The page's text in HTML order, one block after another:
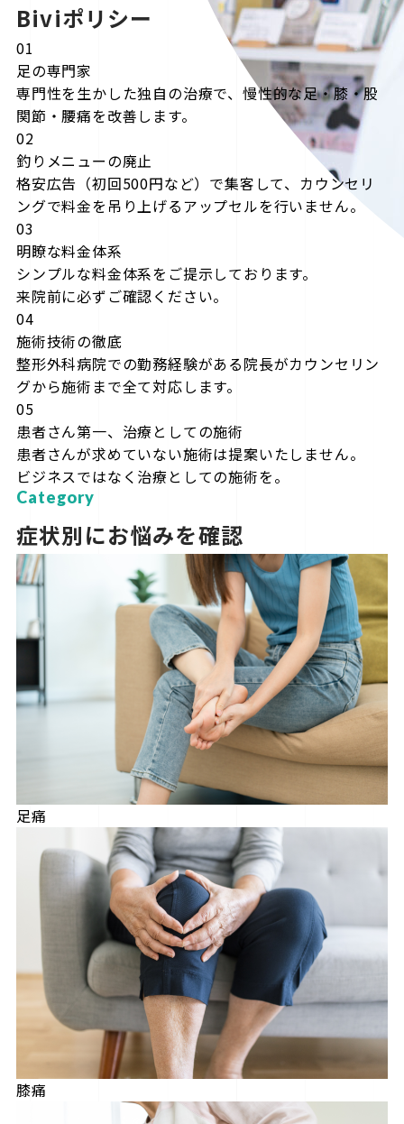
Biviポリシー
01
足の専門家
専門性を生かした独自の治療で、慢性的な足・膝・股
関節・腰痛を改善します。
02
釣りメニューの廃止
格安広告（初回500円など）で集客して、カウンセリ
ングで料金を吊り上げるアップセルを行いません。
03
明瞭な料金体系
シンプルな料金体系をご提示しております。
来院前に必ずご確認ください。
04
施術技術の徹底
整形外科病院での勤務経験がある院長がカウンセリン
グから施術まで全て対応します。
05
患者さん第一、治療としての施術
患者さんが求めていない施術は提案いたしません。
ビジネスではなく治療としての施術を。
Category
症状別にお悩みを確認
足痛
膝痛